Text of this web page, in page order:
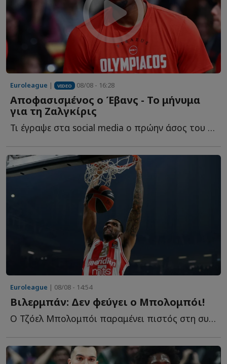
Euroleague | VIDEO 08/08 - 16:28
Αποφασισμένος ο Έβανς - Το μήνυμα
για τη Ζαλγκίρις
Τι έγραψε στα social media o πρώην άσος του Ο...
Euroleague | 08/08 - 14:54
Βιλερμπάν: Δεν φεύγει ο Μπολομπόι!
Ο Τζόελ Μπολομπόι παραμένει πιστός στη συμφωνία του μ...